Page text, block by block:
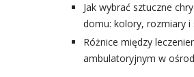
Jak wybrać sztuczne
domu: kolory, rozmiary i
Różnice między
ambulatoryjnym w